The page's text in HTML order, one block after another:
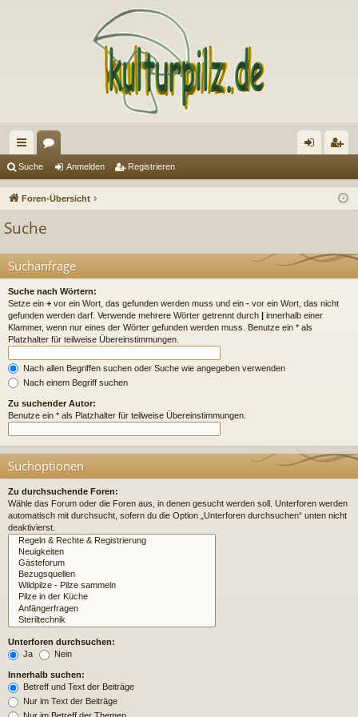
ch
ne
riff
en m
n
ist
n
Suche Anmelden Registrieren
Foren-Übersicht
Suche
Suchanfrage
Suche nach Wörtern:
Setze ein + vor ein Wort, das gefunden werden muss und ein - vor ein Wort, das nicht
gefunden werden darf. Verwende mehrere Wörter getrennt durch | innerhalb einer
Klammer, wenn nur eines der Wörter gefunden werden muss. Benutze ein * als
Platzhalter für teilweise Übereinstimmungen.
Nach allen Begriffen suchen oder Suche wie angegeben verwenden
Nach einem Begriff suchen
Zu suchender Autor:
Benutze ein * als Platzhalter für teilweise Übereinstimmungen.
Suchoptionen
Zu durchsuchende Foren:
Wähle das Forum oder die Foren aus, in denen gesucht werden soll. Unterforen werden
automatisch mit durchsucht, sofern du die Option „Unterforen durchsuchen“ unten nicht
deaktivierst.
Unterforen durchsuchen:
Ja
Nein
Innerhalb suchen:
Betreff und Text der Beiträge
Nur im Text der Beiträge